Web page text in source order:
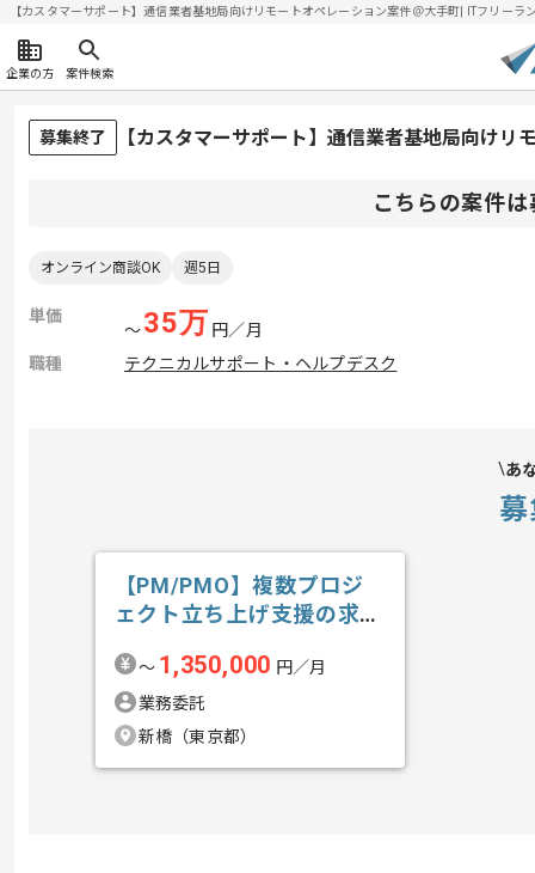
【カスタマーサポート】通信業者基地局向けリモートオペレーション案件＠大手町| ITフリー
企業の方 案件検索
募集終了 【カスタマーサポート】通信業者基地局向け
こちらの案件
オンライン商談OK 週5日
単価
〜35万 円／月
職種
テクニカルサポート・ヘルプデスク
あ
【PM/PMO】複数プロジ
ェクト立ち上げ支援の求
〜 1,350,000 円／月
業務委託
新橋（東京都）